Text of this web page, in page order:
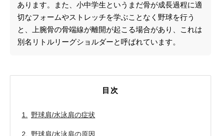
あります。また、小中学生というまだ骨が成長過程に適
切なフォームやストレッチを学ぶことなく野球を行う
と、上腕骨の骨端線が離開が起こる場合があり、これは
別名リトルリーグショルダーと呼ばれています。
目次
野球肩/水泳肩の症状
野球肩/水泳肩の原因